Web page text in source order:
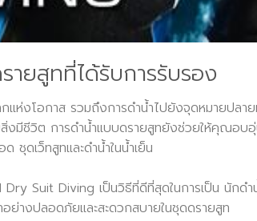
ายสูทที่ได้รับการรับรอง
กแห่งโอกาส รวมถึงการดำน้ำไปยังจุดหมายปลา
สิ่งมีชีวิต การดำน้ำแบบดรายสูทยังช่วยให้คุณอ
ชุดเว็ทสูทและดำน้ำในน้ำเย็น
Dry Suit Diving เป็นวิธีที่ดีที่สุดในการเป็น นักด
ย่างปลอดภัยและสะดวกสบายในชุดดรายสูท